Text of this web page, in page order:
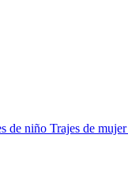
de niño Trajes de mujer